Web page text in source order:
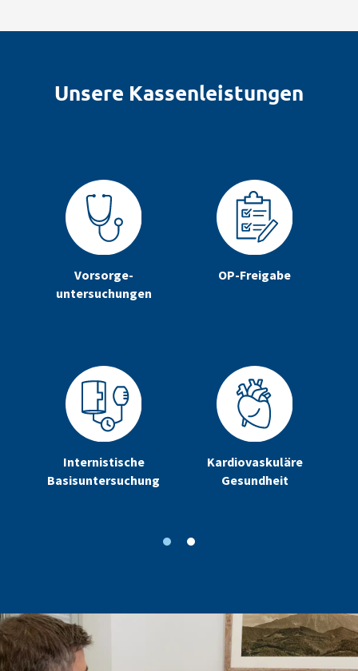
Unsere Kassenleistungen
Vorsorge-
untersuchungen
OP-Freigabe
Internistische
Basisuntersuchung
Kardiovaskuläre
Gesundheit